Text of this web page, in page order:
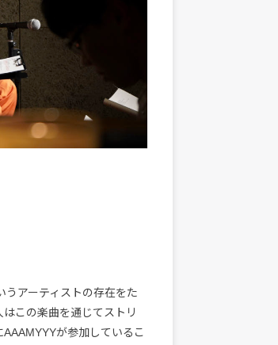
アーティストの存在をた
この楽曲を通じてストリ
が参加しているこ